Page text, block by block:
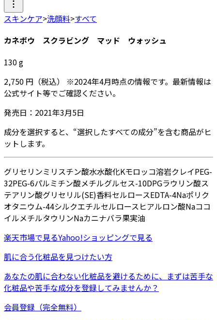
スキンケア>洗顔料>すべて
カネボウ スクラビング マッド ウォッシュ
130g
2,750 円 （税込） ※2024年4月時点の情報です。最新情報は
公式サイト等でご確認ください。
発売日： 2021年3月5日
成分を選択すると、“選択したすべての成分”を含む商品がヒ
ットします。
グリセリンミリスチン酸水水酸化Kモロッコ溶岩クレイPEG-
32PEG-6パルミチン酸メチルグルセス-10DPGラウリン酸ス
テアリン酸グリセリル(SE)香料セルロースEDTA-4Naポリク
オタニウム-44シルクエチルセルロースヒアルロン酸Naココ
イルメチルタウリンNaカニナバラ果実油
楽天市場で見るYahoo!ショッピングで見る
肌に合う化粧品を見つけたい方
あなたの肌に合わない化粧品を避けるために、まずは苦手な
化粧品や苦手な成分を登録してみませんか？
会員登録（完全無料）